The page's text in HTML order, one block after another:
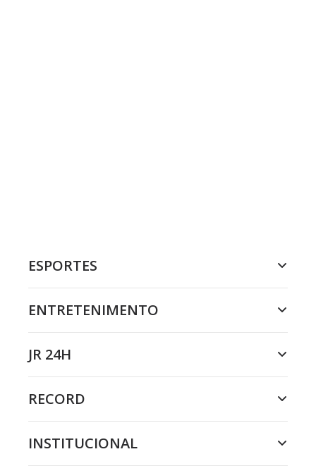
ESPORTES
ENTRETENIMENTO
JR 24H
RECORD
INSTITUCIONAL